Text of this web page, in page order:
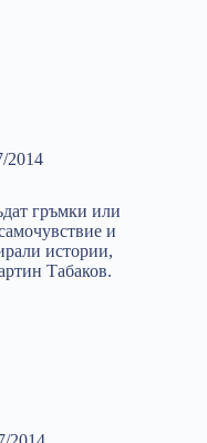
2014
гръмки или
и
истории,
Табаков.